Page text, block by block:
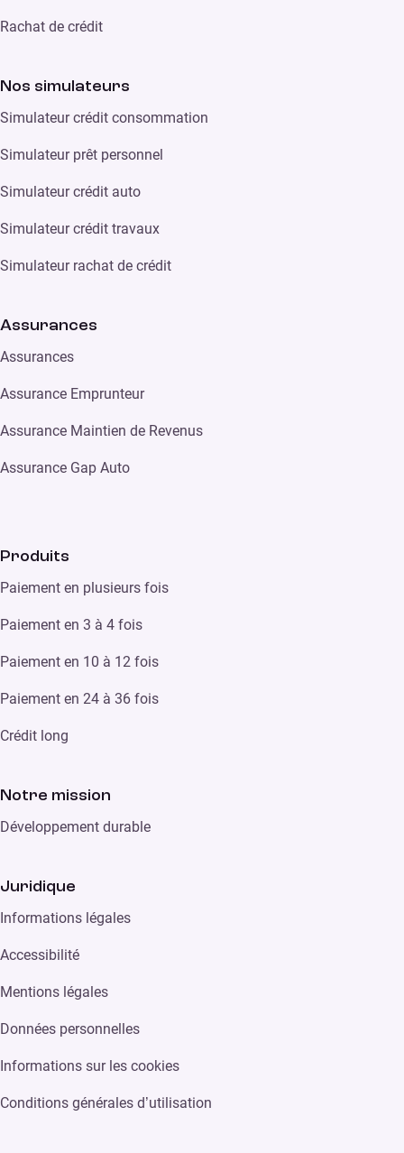
Rachat de crédit
Nos simulateurs
Simulateur crédit consommation
Simulateur prêt personnel
Simulateur crédit auto
Simulateur crédit travaux
Simulateur rachat de crédit
Assurances
Assurances
Assurance Emprunteur
Assurance Maintien de Revenus
Assurance Gap Auto
Produits
Paiement en plusieurs fois
Paiement en 3 à 4 fois
Paiement en 10 à 12 fois
Paiement en 24 à 36 fois
Crédit long
Notre mission
Développement durable
Juridique
Informations légales
Accessibilité
Mentions légales
Données personnelles
Informations sur les cookies
Conditions générales d’utilisation